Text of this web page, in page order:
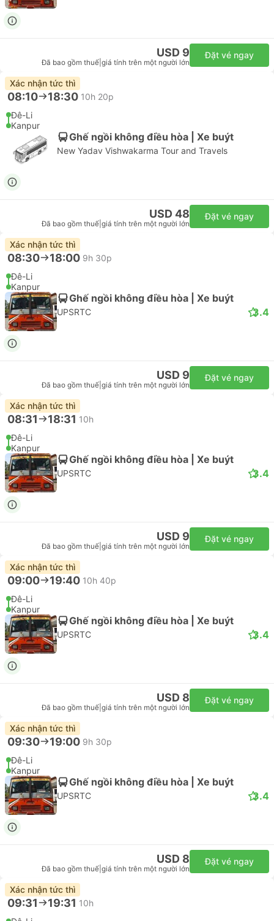
USD 9
Đã bao gồm thuế giá tính trên một người lớn
Đặt vé ngay
Xác nhận tức thì
08:10 18:30 10h 20p
Đê-Li
Kanpur
Ghế ngồi không điều hòa | Xe buýt
New Yadav Vishwakarma Tour and Travels
USD 48
Đã bao gồm thuế giá tính trên một người lớn
Đặt vé ngay
Xác nhận tức thì
08:30 18:00 9h 30p
Đê-Li
Kanpur
Ghế ngồi không điều hòa | Xe buýt
UPSRTC 3.4
USD 9
Đã bao gồm thuế giá tính trên một người lớn
Đặt vé ngay
Xác nhận tức thì
08:31 18:31 10h
Đê-Li
Kanpur
Ghế ngồi không điều hòa | Xe buýt
UPSRTC 3.4
USD 9
Đã bao gồm thuế giá tính trên một người lớn
Đặt vé ngay
Xác nhận tức thì
09:00 19:40 10h 40p
Đê-Li
Kanpur
Ghế ngồi không điều hòa | Xe buýt
UPSRTC 3.4
USD 8
Đã bao gồm thuế giá tính trên một người lớn
Đặt vé ngay
Xác nhận tức thì
09:30 19:00 9h 30p
Đê-Li
Kanpur
Ghế ngồi không điều hòa | Xe buýt
UPSRTC 3.4
USD 8
Đã bao gồm thuế giá tính trên một người lớn
Đặt vé ngay
Xác nhận tức thì
09:31 19:31 10h